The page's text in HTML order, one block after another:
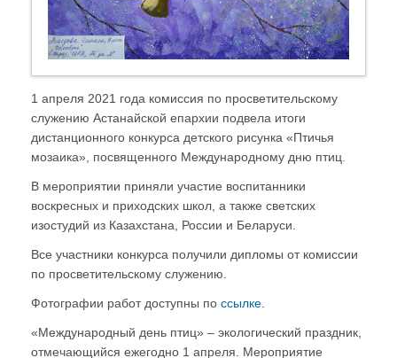
1 апреля 2021 года комиссия по просветительскому
служению Астанайской епархии подвела итоги
дистанционного конкурса детского рисунка «Птичья
мозаика», посвященного Международному дню птиц.
В мероприятии приняли участие воспитанники
воскресных и приходских школ, а также светских
изостудий из Казахстана, России и Беларуси.
Все участники конкурса получили дипломы от комиссии
по просветительскому служению.
Фотографии работ доступны по ссылке
«Международный день птиц» – экологический праздник,
отмечающийся ежегодно 1 апреля. Мероприятие